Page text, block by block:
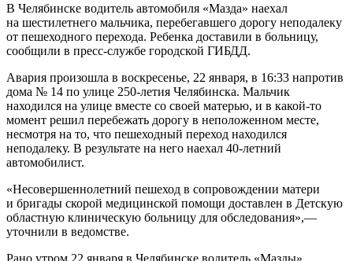
В Челябинске водитель автомобиля «Мазда» наехал
на шестилетнего мальчика, перебегавшего дорогу неподалеку
от пешеходного перехода. Ребенка доставили в больницу,
сообщили в пресс-службе городской ГИБДД.
Авария произошла в воскресенье, 22 января, в 16:33 напротив
дома № 14 по улице 250-летия Челябинска. Мальчик
находился на улице вместе со своей матерью, и в какой-то
момент решил перебежать дорогу в неположенном месте,
несмотря на то, что пешеходный переход находился
неподалеку. В результате на него наехал 40-летний
автомобилист.
«Несовершеннолетний пешеход в сопровождении матери
и бригады скорой медицинской помощи доставлен в Детскую
областную клиническую больницу для обследования»,—
уточнили в ведомстве.
Рано утром 22 января в Челябинске водитель «Мазды»